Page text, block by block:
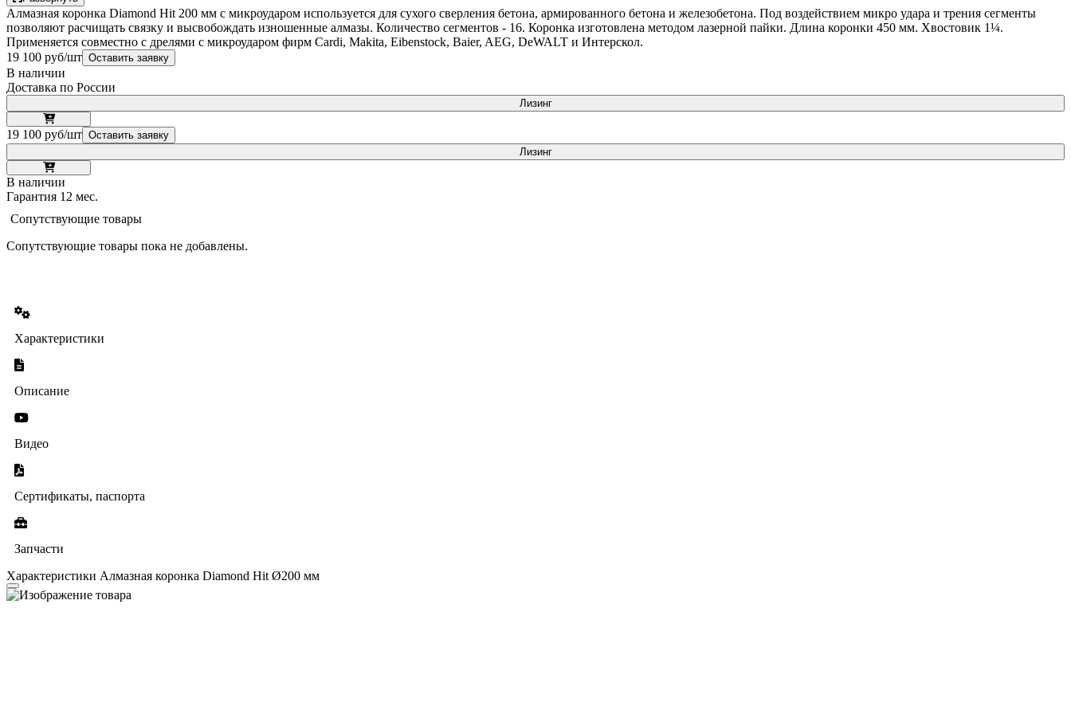
Алмазная коронка Diamond Hit 200 мм с микроударом используется для сухого сверления бетона, армированного бетона и железобетона. Под воздействием микро удара и трения сегменты
позволяют расчищать связку и высвобождать изношенные алмазы. Количество сегментов - 16. Коронка изготовлена методом лазерной пайки. Длина коронки 450 мм. Хвостовик 1¼.
Применяется совместно с дрелями с микроударом фирм Cardi, Makita, Eibenstock, Baier, AEG, DeWALT и Интерскол.
19 100 руб/шт Оставить заявку
В наличии
Доставка по России
Лизинг
19 100 руб/шт Оставить заявку
Лизинг
В наличии
Гарантия 12 мес.
Сопутствующие товары
Сопутствующие товары пока не добавлены.
Характеристики
Описание
Видео
Сертификаты, паспорта
Запчасти
Характеристики Алмазная коронка Diamond Hit Ø200 мм